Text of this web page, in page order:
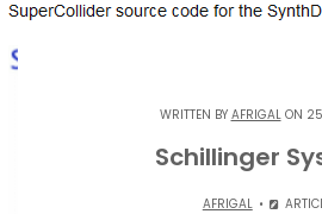
WRITTEN BY AFRIGALON
Schillinger
AFRIGAL